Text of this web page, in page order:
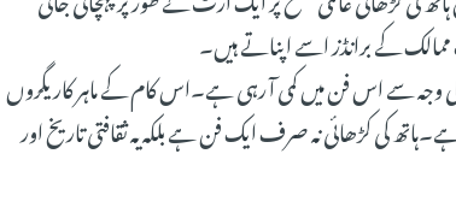
کے برانڈز اسے اپناتے ہیں۔
وجہ سے اس فن میں کمی آ رہی ہے۔اس کام کے ماہر کاریگروں
کی کڑھائی نہ صرف ایک فن ہے بلکہ یہ ثقافتی تاریخ اور